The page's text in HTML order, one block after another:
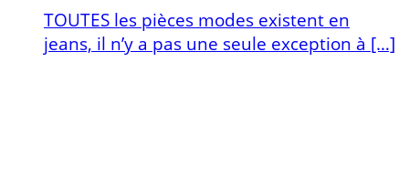
TOUTES les pièces modes existent en
jeans, il n’y a pas une seule exception à […]